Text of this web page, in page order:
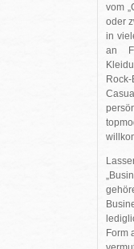
vom
oder
in
an
Form